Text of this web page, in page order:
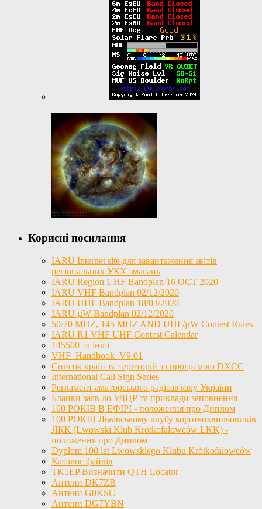
Корисні посилання
IARU Internet site для завантаження звітів
регіональних УКХ змагань
IARU Region 1 HF Bandplan 16 OCT 2020
IARU VHF Bandplan 02/12/2020
IARU UHF Bandplan 18/03/2020
IARU µW Bandplan 02/12/2020
50/70 MHZ, 145 MHZ AND UHF/µW Contest Rules
IARU R1 VHF UHF Contest Calendar
145500 та інші
VHF_Handbook_V9.01
Список країн та територій за програмою DXCC
International Call Sign Series
Регламент аматорського радіозв'язку України
Бланки заяв до УДЦР та приклади заповнення
100 РОКІВ В ЕФІРІ - положення про Диплом
100 РОКІВ Львівському клубу короткохвильовиків
ЛКК (Lwowski Klub Krótkofalowców LKK) -
положення про Диплом
Dyplom 100 lat Lwowskiego Klubu Krótkofalowców
Каталог файлів
TK5EP Визначити QTH Locator
Антени DK7ZB
Антени G0KSC
Антени DG7YBN